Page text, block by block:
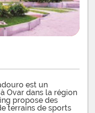
est un
Ovar dans la région
propose des
terrains de sports